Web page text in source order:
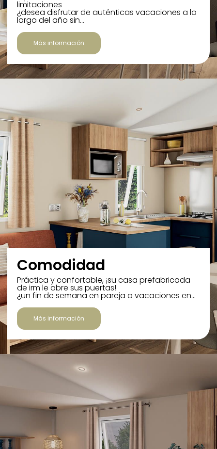
limitaciones
¿desea disfrutar de auténticas vacaciones a lo
largo del año sin…
Más información
Comodidad
Práctica y confortable, ¡su casa prefabricada
de irm le abre sus puertas!
¿un fin de semana en pareja o vacaciones en…
Más información